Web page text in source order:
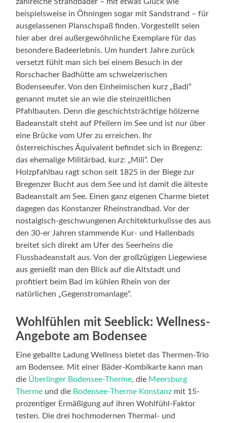
beispielsweise in Öhningen sogar mit Sandstrand – für
ausgelassenen Planschspaß finden. Vorgestellt seien
hier aber drei außergewöhnliche Exemplare für das
besondere Badeerlebnis. Um hundert Jahre zurück
versetzt fühlt man sich bei einem Besuch in der
Rorschacher Badhütte am schweizerischen
Bodenseeufer. Von den Einheimischen kurz „Badi“
genannt mutet sie an wie die steinzeitlichen
Pfahlbauten. Denn die geschichtsträchtige hölzerne
Badeanstalt steht auf Pfeilern im See und ist nur über
eine Brücke vom Ufer zu erreichen. Ihr
österreichisches Äquivalent befindet sich in Bregenz:
das ehemalige Militärbad, kurz: „Mili“. Der
Holzpfahlbau ragt schon seit 1825 in der Biege zur
Bregenzer Bucht aus dem See und ist damit die älteste
Badeanstalt am See. Einen ganz eigenen Charme bietet
dagegen das Konstanzer Rheinstrandbad. Vor der
nostalgisch-geschwungenen Architekturkulisse des aus
den 30-er Jahren stammende Kur- und Hallenbads
breitet sich direkt am Ufer des Seerheins die
Flussbadeanstalt aus. Von der großzügigen Liegewiese
aus genießt man den Blick auf die Altstadt und
profitiert beim Bad im kühlen Rhein von der
natürlichen „Gegenstromanlage“.
Wohlfühlen mit Seeblick: Wellness-
Angebote am Bodensee
Eine geballte Ladung Wellness bietet das Thermen-Trio
am Bodensee. Mit einer Bäder-Kombikarte kann man
die Überlinger Bodensee-Therme, die Meersburg
Therme und die Bodensee-Therme Konstanz mit 15-
prozentiger Ermäßigung auf ihren Wohlfühl-Faktor
testen. Die drei hochmodernen Thermal- und